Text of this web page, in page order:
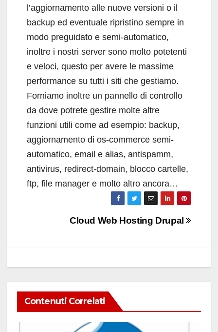
l’aggiornamento alle nuove versioni o il
backup ed eventuale ripristino sempre in
modo preguidato e semi-automatico,
inoltre i nostri server sono molto potetenti
e veloci, questo per avere le massime
performance su tutti i siti che gestiamo.
Forniamo inoltre un pannello di controllo
da dove potrete gestire molte altre
funzioni utili come ad esempio: backup,
aggiornamento di os-commerce semi-
automatico, email e alias, antispamm,
antivirus, redirect-domain, blocco cartelle,
ftp, file manager e molto altro ancora…
Navigazione
Cloud Web Hosting Drupal
Contenuti Correlati